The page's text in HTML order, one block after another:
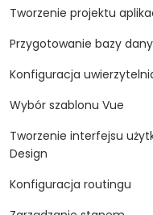
Tworzenie projektu
Przygotowanie bazy
Konfiguracja
Wybór szablonu Vue
Tworzenie interfejsu
Design
Konfiguracja routingu